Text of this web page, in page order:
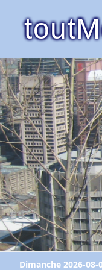
Dimanche 2026-08-